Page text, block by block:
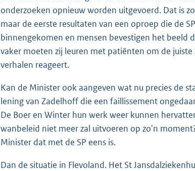
onderzoeken opnieuw worden uitgevoerd. Dat is
maar de eerste resultaten van een oproep die de
binnengekomen en mensen bevestigen het beeld
vaker moeten zij leuren met patiënten om de
verhalen reageert.
Kan de Minister ook aangeven wat nu precies de
lening van Zadelhoff die een faillissement
De Boer en Winter hun werk weer kunnen
wanbeleid niet meer zal uitvoeren op zo'n
Minister dat met de SP eens is.
Dan de situatie in Flevoland. Het St